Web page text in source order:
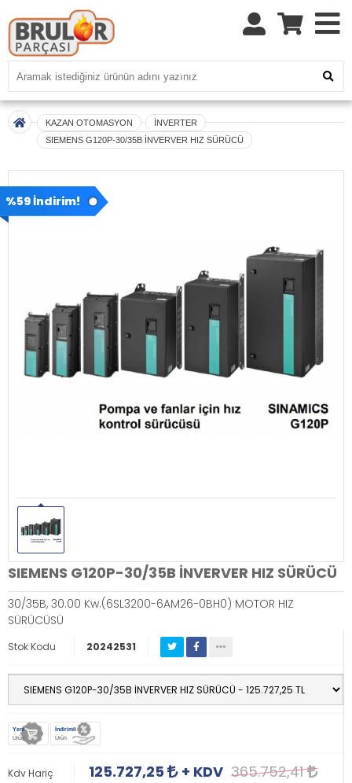
KAZAN OTOMASYON
İNVERTER
SIEMENS G120P-30/35B İNVERVER HIZ SÜRÜCÜ
%59 İndirim!
SIEMENS G120P-30/35B İNVERVER HIZ SÜRÜCÜ
30/35B, 30.00 Kw.(6SL3200-6AM26-0BH0) MOTOR HIZ
SÜRÜCÜSÜ
Stok Kodu 20242531
Yeni
Ürün
İndirimli
Ürün
Kdv Hariç 125.727,25 + KDV 365.752,41